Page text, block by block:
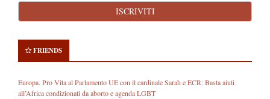
FRIENDS
Europa. Pro Vita al Parlamento UE con il cardinale Sarah e ECR: Basta aiuti
all’Africa condizionati da aborto e agenda LGBT